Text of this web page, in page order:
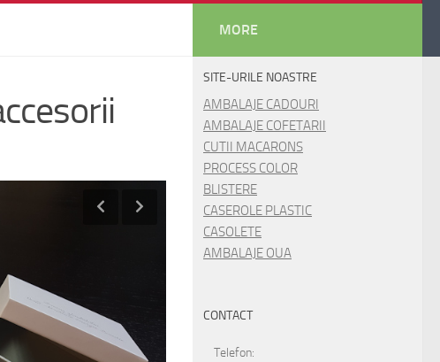
MORE
SITE-URILE NOASTRE
AMBALAJE CADOURI
AMBALAJE COFETARII
CUTII MACARONS
PROCESS COLOR
BLISTERE
CASEROLE PLASTIC
CASOLETE
AMBALAJE OUA
CONTACT
Telefon: